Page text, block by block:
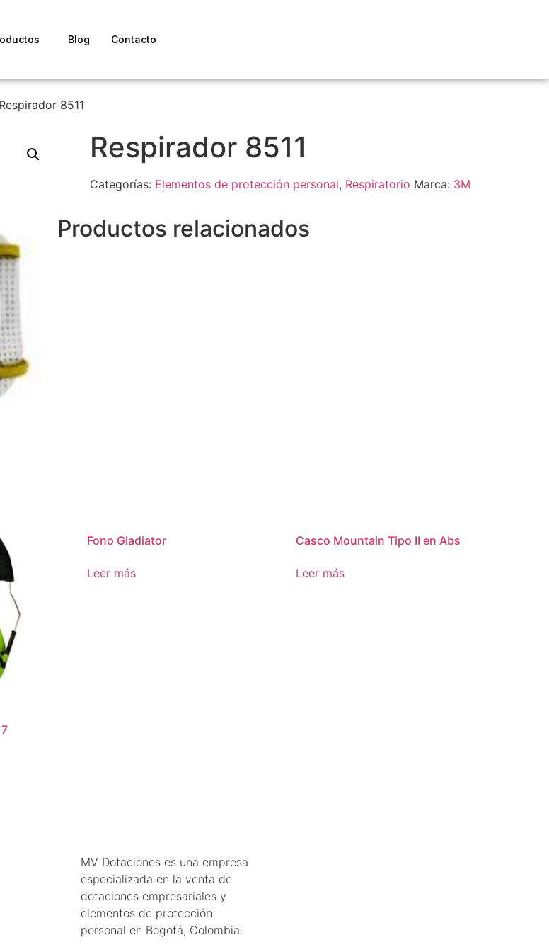
Blog Contacto
8511
Respirador 8511
Categorías: Elementos de protección personal, Respiratorio Marca: 3M
Productos relacionados
Fono Gladiator
Leer más
Casco Mountain Tipo II en Abs
Leer más
MV Dotaciones es una empresa
especializada en la venta de
dotaciones empresariales y
elementos de protección
personal en Bogotá, Colombia.